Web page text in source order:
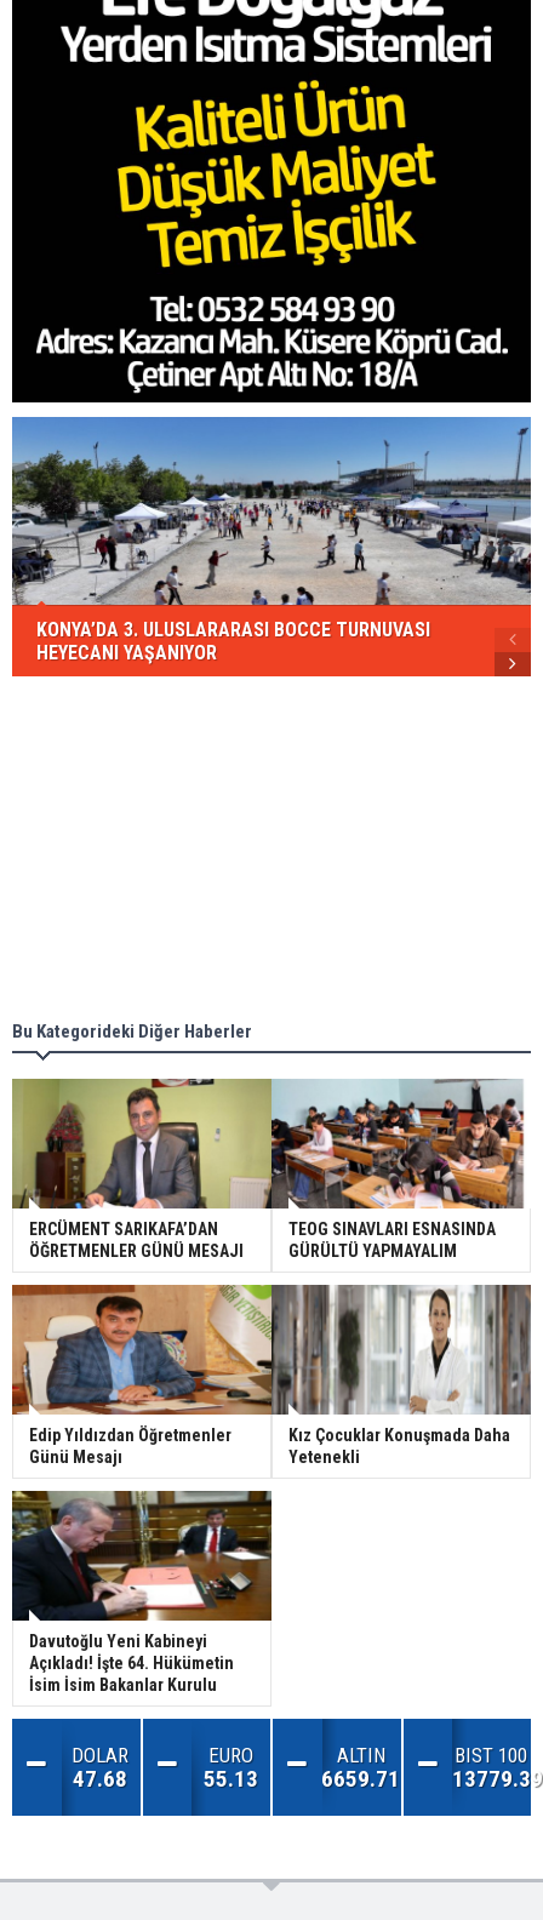
KONYA’DA 3. ULUSLARARASI BOCCE TURNUVASI
HEYECANI YAŞANIYOR
Bu Kategorideki Diğer Haberler
ERCÜMENT SARIKAFA’DAN
ÖĞRETMENLER GÜNÜ MESAJI
TEOG SINAVLARI ESNASINDA
GÜRÜLTÜ YAPMAYALIM
Edip Yıldızdan Öğretmenler
Günü Mesajı
Kız Çocuklar Konuşmada Daha
Yetenekli
Davutoğlu Yeni Kabineyi
Açıkladı! İşte 64. Hükümetin
İsim İsim Bakanlar Kurulu
DOLAR
47.68
EURO
55.13
ALTIN
6659.71
BIST 100
13779.39